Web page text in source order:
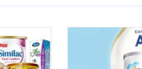
thể gì, hãy cùng
hiểu ngay trong bài